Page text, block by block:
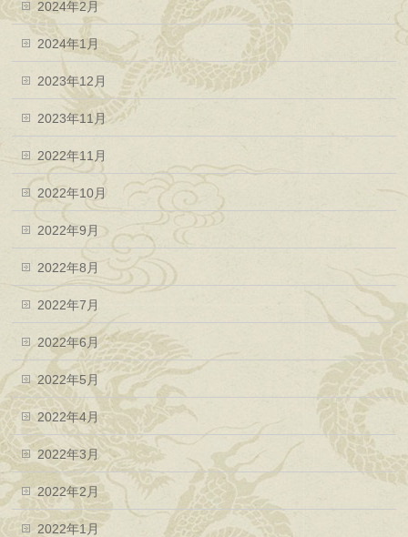
2024年2月
2024年1月
2023年12月
2023年11月
2022年11月
2022年10月
2022年9月
2022年8月
2022年7月
2022年6月
2022年5月
2022年4月
2022年3月
2022年2月
2022年1月